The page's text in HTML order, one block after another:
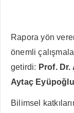
Rapora yön
önemli
getirdi: Prof.
Aytaç
Bilimsel